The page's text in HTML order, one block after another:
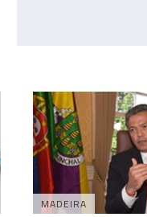
MADEIRA